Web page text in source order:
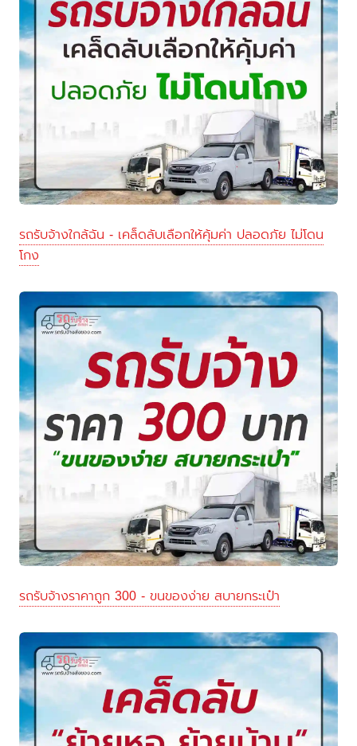
รถรับจ้างใกล้ฉัน - เคล็ดลับเลือกให้คุ้มค่า ปลอดภัย ไม่โดน
โกง
รถรับจ้างราคาถูก 300 - ขนของง่าย สบายกระเป๋า